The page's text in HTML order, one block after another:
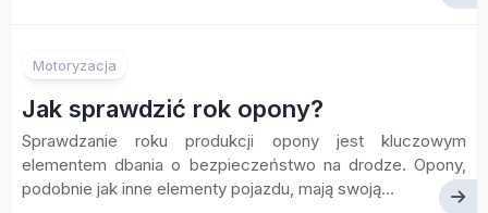
Motoryzacja
Jak sprawdzić rok opony?
Sprawdzanie roku produkcji opony jest kluczowym
elementem dbania o bezpieczeństwo na drodze. Opony,
podobnie jak inne elementy pojazdu, mają swoją...